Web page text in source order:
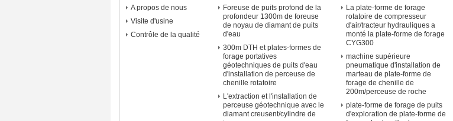
A propos de nous
Visite d'usine
Contrôle de la qualité
géotechnique
Foreuse de puits profond de la
profondeur 1300m de foreuse
de noyau de diamant de puits
d'eau
300m DTH et plates-formes de
forage portatives
géotechniques de puits d'eau
d'installation de perceuse de
chenille rotatoire
L'extraction et l'installation de
perceuse géotechnique avec le
diamant creusent/cylindre de
La plate-forme de forage
rotatoire de compresseur
d'air/tracteur hydrauliques a
monté la plate-forme de forage
CYG300
machine supérieure
pneumatique d'installation de
marteau de plate-forme de
forage de chenille de
200m/perceuse de roche
plate-forme de forage de puits
d'exploration de plate-forme de